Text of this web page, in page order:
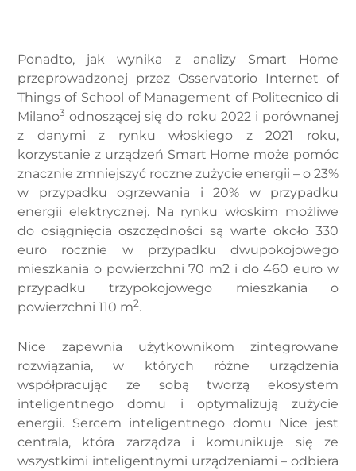
Ponadto, jak wynika z analizy Smart Home
przeprowadzonej przez Osservatorio Internet of
Things of School of Management of Politecnico di
Milano3 odnoszącej się do roku 2022 i porównanej
z danymi z rynku włoskiego z 2021 roku,
korzystanie z urządzeń Smart Home może pomóc
znacznie zmniejszyć roczne zużycie energii – o 23%
w przypadku ogrzewania i 20% w przypadku
energii elektrycznej. Na rynku włoskim możliwe
do osiągnięcia oszczędności są warte około 330
euro rocznie w przypadku dwupokojowego
mieszkania o powierzchni 70 m2 i do 460 euro w
przypadku trzypokojowego mieszkania o
powierzchni 110 m2.
Nice zapewnia użytkownikom zintegrowane
rozwiązania, w których różne urządzenia
współpracując ze sobą tworzą ekosystem
inteligentnego domu i optymalizują zużycie
energii. Sercem inteligentnego domu Nice jest
centrala, która zarządza i komunikuje się ze
wszystkimi inteligentnymi urządzeniami – odbiera